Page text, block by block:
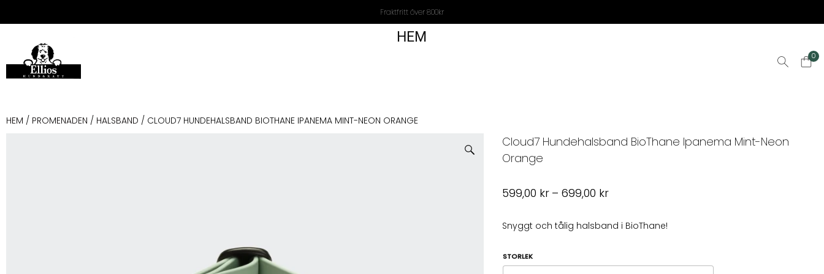
Fraktfritt över 800kr
HEM
0
HEM / PROMENADEN / HALSBAND / CLOUD7 HUNDEHALSBAND BIOTHANE IPANEMA MINT-NEON ORANGE
Cloud7 Hundehalsband BioThane Ipanema Mint-Neon
Orange
599,00 kr – 699,00 krPrisintervall:
till
Snyggt och tålig halsband i BioThane!
STORLEK